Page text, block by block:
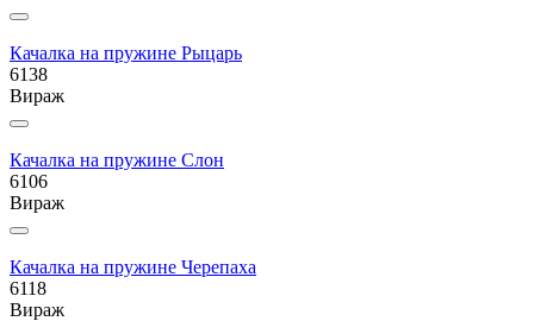
Качалка на пружине Рыцарь
6138
Вираж
Качалка на пружине Слон
6106
Вираж
Качалка на пружине Черепаха
6118
Вираж